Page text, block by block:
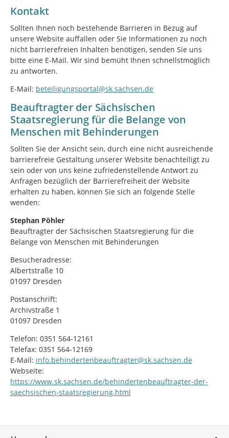
Kontakt
Sollten Ihnen noch bestehende Barrieren in Bezug auf
unsere Website auffallen oder Sie Informationen zu noch
nicht barrierefreien Inhalten benötigen, senden Sie uns
bitte eine E-Mail. Wir sind bemüht Ihnen schnellstmöglich
zu antworten.
E-Mail: beteiligungsportal@sk.sachsen.de
Beauftragter der Sächsischen
Staatsregierung für die Belange von
Menschen mit Behinderungen
Sollten Sie der Ansicht sein, durch eine nicht ausreichende
barrierefreie Gestaltung unserer Website benachteiligt zu
sein oder von uns keine zufriedenstellende Antwort zu
Anfragen bezüglich der Barrierefreiheit der Website
erhalten zu haben, können Sie sich an folgende Stelle
wenden:
Stephan Pöhler
Beauftragter der Sächsischen Staatsregierung für die
Belange von Menschen mit Behinderungen
Besucheradresse:
Albertstraße 10
01097 Dresden
Postanschrift:
Archivstraße 1
01097 Dresden
Telefon: 0351 564-12161
Telefax: 0351 564-12169
E-Mail: info.behindertenbeauftragter@sk.sachsen.de
Webseite:
https://www.sk.sachsen.de/behindertenbeauftragter-der-
saechsischen-staatsregierung.html